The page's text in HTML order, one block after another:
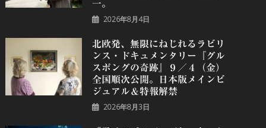
一。
2026年8月4日
北欧発、無限にねじれるラビリ
ンス・ドキュメンタリー『グル
スポングの奇跡』９／４（金）
全国順次公開。日本版メインビ
ジュアル＆特報解禁
2026年8月3日